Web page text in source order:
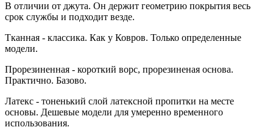
В отличии от джута. Он держит геометрию покрытия весь
срок службы и подходит везде.
Тканная - классика. Как у Ковров. Только определенные
модели.
Прорезиненная - короткий ворс, прорезиненая основа.
Практично. Базово.
Латекс - тоненький слой латексной пропитки на месте
основы. Дешевые модели для умеренно временного
использования.